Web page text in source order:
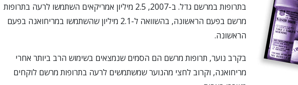
בתרופות במרשם גדל. ב-2007, 2.5 מיליון אמריקאים השתמשו לרעה בתרופות
מרשם בפעם הראשונה, בהשוואה ל-2.1 מיליון שהשתמשו במריחואנה בפעם
הראשונה.
בקרב נוער, תרופות מרשם הם הסמים שנמצאים בשימוש הרב ביותר אחרי
מריחואנה, וקרוב לחצי מהנוער שמשתמשים לרעה בתרופות מרשם לוקחים